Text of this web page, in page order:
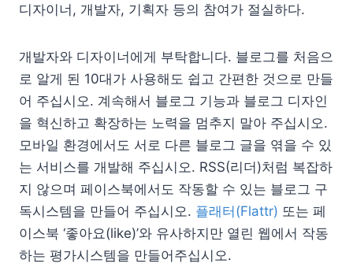
디자이너, 개발자, 기획자 등의 참여가 절실하다.
개발자와 디자이너에게 부탁합니다. 블로그를 처음으
로 알게 된 10대가 사용해도 쉽고 간편한 것으로 만들
어 주십시오. 계속해서 블로그 기능과 블로그 디자인
을 혁신하고 확장하는 노력을 멈추지 말아 주십시오.
모바일 환경에서도 서로 다른 블로그 글을 엮을 수 있
는 서비스를 개발해 주십시오. RSS(리더)처럼 복잡하
지 않으며 페이스북에서도 작동할 수 있는 블로그 구
독시스템을 만들어 주십시오. 플래터(Flattr) 또는 페
이스북 ‘좋아요(like)’와 유사하지만 열린 웹에서 작동
하는 평가시스템을 만들어주십시오.